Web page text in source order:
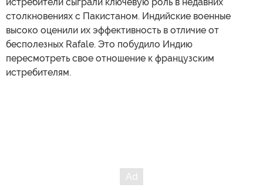
столкновениях с Пакистаном. Индийские военные
высоко оценили их эффективность в отличие от
бесполезных Rafale. Это побудило Индию
пересмотреть свое отношение к французским
истребителям.